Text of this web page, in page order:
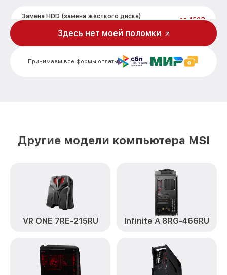
Замена HDD (замена жёсткого диска)
от 450₽
от 350₽
Принимаем все формы оплаты
Здесь нет моей поломки
Другие модели компьютера MSI
VR ONE 7RE-215RU Infinite A 8RG-466RU